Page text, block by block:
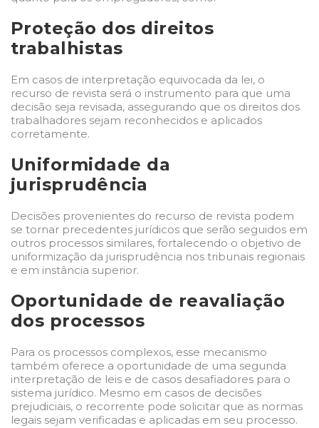
Proteção dos direitos
trabalhistas
Em casos de interpretação equivocada da lei, o
recurso de revista será o instrumento para que uma
decisão seja revisada, assegurando que os direitos dos
trabalhadores sejam reconhecidos e aplicados
corretamente.
Uniformidade da
jurisprudência
Decisões provenientes do recurso de revista podem
se tornar precedentes jurídicos que serão seguidos em
outros processos similares, fortalecendo o objetivo de
uniformização da jurisprudência nos tribunais regionais
e em instância superior.
Oportunidade de reavaliação
dos processos
Para os processos complexos, esse mecanismo
também oferece a oportunidade de uma segunda
interpretação de leis e de casos desafiadores para o
sistema jurídico. Mesmo em casos de decisões
prejudiciais, o recorrente pode solicitar que as normas
legais sejam verificadas e aplicadas em seu processo.